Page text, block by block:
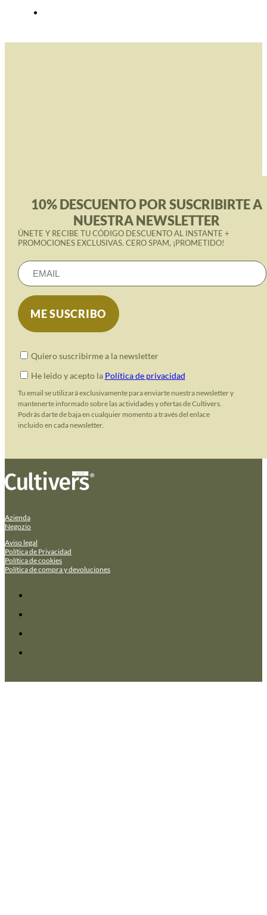
10% DESCUENTO POR SUSCRIBIRTE A
NUESTRA NEWSLETTER
ÚNETE Y RECIBE TU CÓDIGO DESCUENTO AL INSTANTE +
PROMOCIONES EXCLUSIVAS. CERO SPAM, ¡PROMETIDO!
Quiero suscribirme a la newsletter
He leido y acepto la Política de privacidad
Tu email se utilizará exclusivamente para enviarte nuestra newsletter y
mantenerte informado sobre las actividades y ofertas de Cultivers.
Podrás darte de baja en cualquier momento a través del enlace
incluido en cada newsletter.
Azienda
Negozio
Aviso legal
Política de Privacidad
Política de cookies
Política de compra y devoluciones